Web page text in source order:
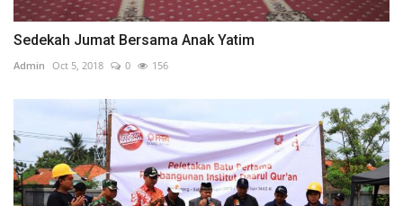
Sedekah Jumat Bersama Anak Yatim
Admin Oct 5, 2018 0 156